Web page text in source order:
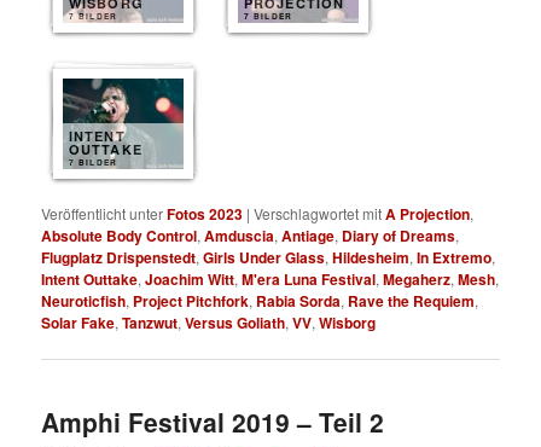
7 BILDER 7 BILDER
INTENT
OUTTAKE
7 BILDER
Veröffentlicht unterFotos 2023 |Verschlagwortet mitA Projection,
Absolute Body Control,Amduscia,Antiage, Diary of Dreams,
Flugplatz Drispenstedt,Girls Under Glass,Hildesheim,In Extremo,
Intent Outtake,Joachim Witt,M'era Luna Festival,Megaherz,Mesh,
Neuroticfish, Project Pitchfork, Rabia Sorda, Rave the Requiem,
Solar Fake,Tanzwut,Versus Goliath,VV,Wisborg
Amphi Festival 2019 – Teil 2